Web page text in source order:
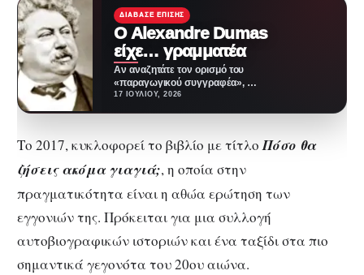
ΔΙΆΒΑΣΕ ΕΠΊΣΗΣ
Ο Alexandre Dumas
είχε… γραμματέα
Αν αναζητάτε τον ορισμό του
«παραγωγικού συγγραφέα», ο
Alexandre Dumas είναι η
17 ΙΟΥΛΊΟΥ, 2026
Το 2017, κυκλοφορεί το βιβλίο με τίτλοΠόσο θα
ζήσεις ακόμα γιαγιά;, η οποία στην
πραγματικότητα είναι η αθώα ερώτηση των
εγγονιών της. Πρόκειται για μια συλλογή
αυτοβιογραφικών ιστοριών και ένα ταξίδι στα πιο
σημαντικά γεγονότα του 20ου αιώνα.